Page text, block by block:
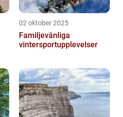
02 oktober 2025
Familjevänliga
vintersportupplevelser